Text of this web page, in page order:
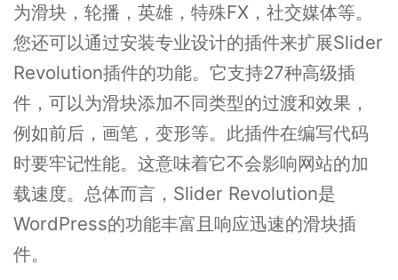
为滑块，轮播，英雄，特殊FX，社交媒体等。
您还可以通过安装专业设计的插件来扩展Slider
Revolution插件的功能。它支持27种高级插
件，可以为滑块添加不同类型的过渡和效果，
例如前后，画笔，变形等。此插件在编写代码
时要牢记性能。这意味着它不会影响网站的加
载速度。总体而言，Slider Revolution是
WordPress的功能丰富且响应迅速的滑块插
件。